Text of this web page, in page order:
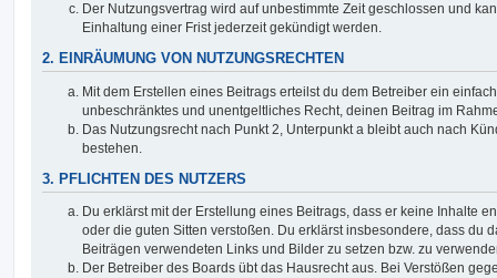
Der Nutzungsvertrag wird auf unbestimmte Zeit geschlossen und
Einhaltung einer Frist jederzeit gekündigt werden.
2. EINRÄUMUNG VON NUTZUNGSRECHTEN
Mit dem Erstellen eines Beitrags erteilst du dem Betreiber ein
unbeschränktes und unentgeltliches Recht, deinen Beitrag im
Das Nutzungsrecht nach Punkt 2, Unterpunkt a bleibt auch nach
bestehen.
3. PFLICHTEN DES NUTZERS
Du erklärst mit der Erstellung eines Beitrags, dass er keine Inhalte
oder die guten Sitten verstoßen. Du erklärst insbesondere, dass du
Beiträgen verwendeten Links und Bilder zu setzen bzw. zu
Der Betreiber des Boards übt das Hausrecht aus. Bei Verstößen